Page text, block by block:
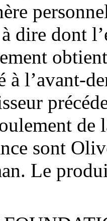
dire dont
à l’avant-
de
sont
Le